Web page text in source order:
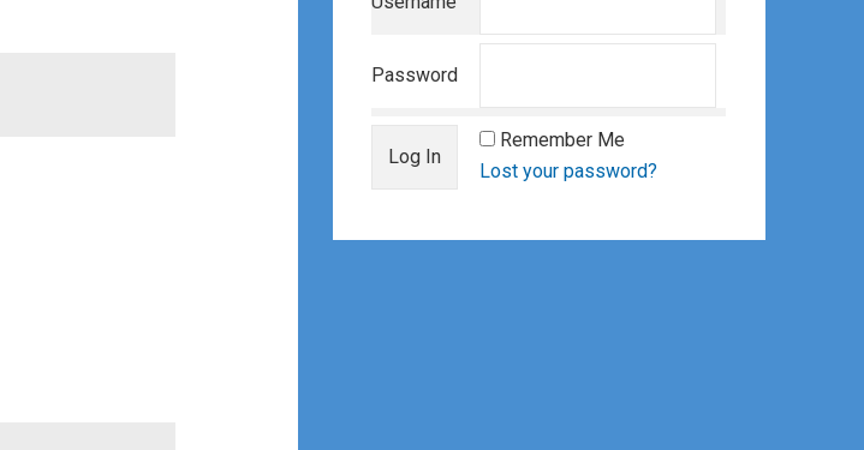
Password
Remember Me
Lost your password?